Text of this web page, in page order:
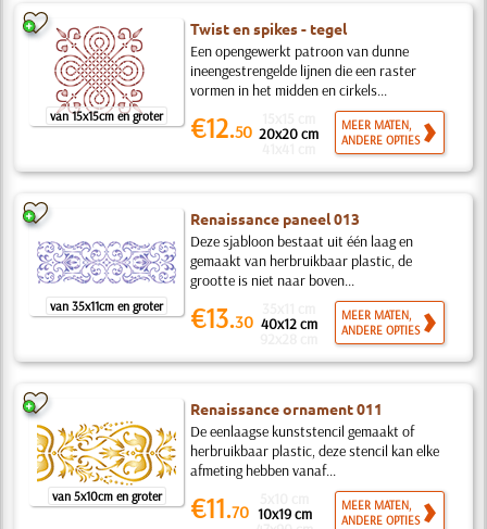
van 15x15cm en groter
Twist en spikes - tegel
Een opengewerkt patroon van dunne
ineengestrengelde lijnen die een raster
vormen in het midden en cirkels...
€12.50 20x20 cm
MEER MATEN,
ANDERE OPTIES
van 35x11cm en groter
Renaissance paneel 013
Deze sjabloon bestaat uit één laag en
gemaakt van herbruikbaar plastic, de
grootte is niet naar boven...
€13.30 40x12 cm
MEER MATEN,
ANDERE OPTIES
van 5x10cm en groter
Renaissance ornament 011
De eenlaagse kunststencil gemaakt of
herbruikbaar plastic, deze stencil kan elke
afmeting hebben vanaf...
€11.70 10x19 cm
MEER MATEN,
ANDERE OPTIES